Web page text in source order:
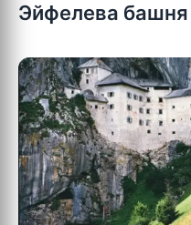
Эйфелева башня